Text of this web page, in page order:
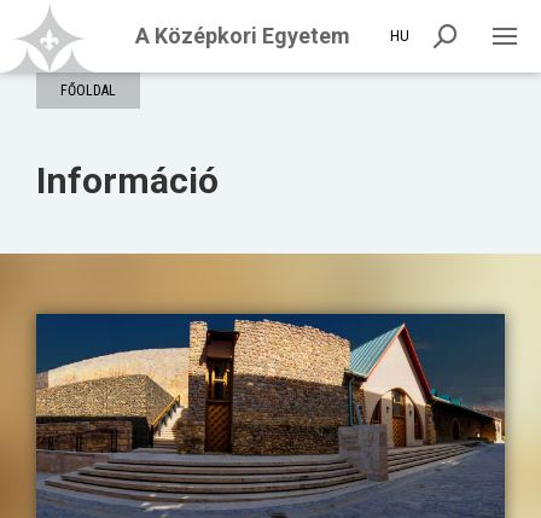
A Középkori Egyetem HU
FŐOLDAL
Információ